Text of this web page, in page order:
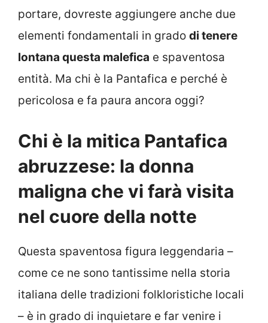
portare, dovreste aggiungere anche due
elementi fondamentali in grado di tenere
lontana questa malefica e spaventosa
entità. Ma chi è la Pantafica e perché è
pericolosa e fa paura ancora oggi?
Chi è la mitica Pantafica
abruzzese: la donna
maligna che vi farà visita
nel cuore della notte
Questa spaventosa figura leggendaria –
come ce ne sono tantissime nella storia
italiana delle tradizioni folkloristiche locali
– è in grado di inquietare e far venire i